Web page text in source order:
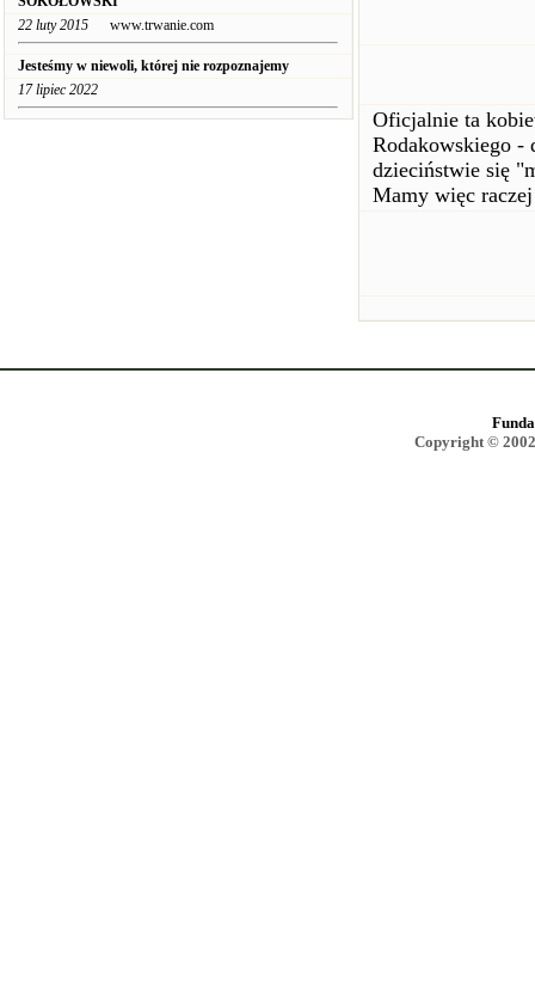
22 luty 2015 www.trwanie.com
Jesteśmy w niewoli, której nie rozpoznajemy
17 lipiec 2022
Oficjalnie ta
Rodakowskiego -
dzieciństwie się
Mamy więc
Copyright ©